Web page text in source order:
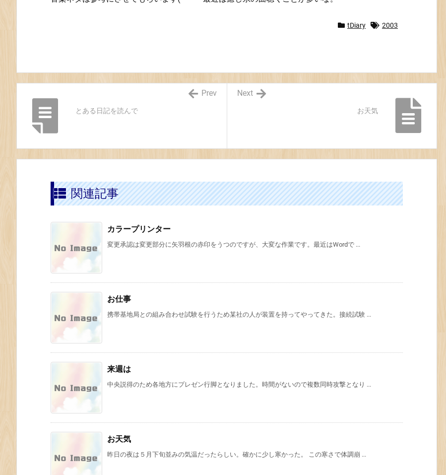
tDiary 2003
お天気
Next
とある日記を読んで
Prev
関連記事
カラープリンター
変更承認は変更部分に矢羽根の赤印をうつのですが、大変な作業です。最近はWordで ...
お仕事
携帯基地局との組み合わせ試験を行うため某社の人が装置を持ってやってきた。接続試験 ...
来週は
中央説得のため各地方にプレゼン行脚となりました。時間がないので複数同時攻撃となり ...
お天気
昨日の夜は５月下旬並みの気温だったらしい。確かに少し寒かった。 この寒さで体調崩 ...